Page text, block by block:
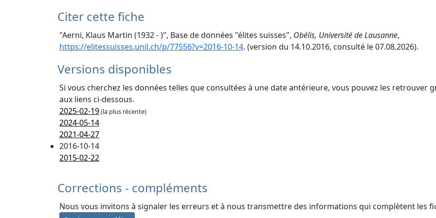
Citer cette fiche
"Aerni, Klaus Martin (1932 - )", Base de données "élites suisses", Obélis, Université de Lausanne,
https://elitessuisses.unil.ch/p/77556?v=2016-10-14. (version du 14.10.2016, consulté le 07.08.2026).
Versions disponibles
Si vous cherchez les données telles que consultées à une date antérieure, vous pouvez les retrouver
aux liens ci-dessous.
2025-02-19(la plus récente)
2024-05-14
2021-04-27
2016-10-14
2015-02-22
Corrections - compléments
Nous vous invitons à signaler les erreurs et à nous transmettre des informations qui complètent les